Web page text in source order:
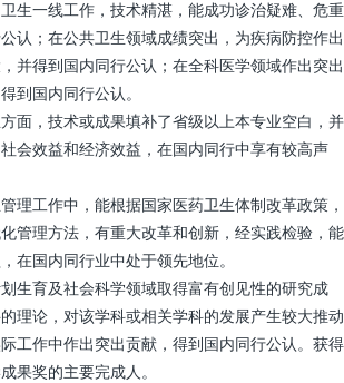
一线工作，技术精湛，能成功诊治疑难、危重
认；在公共卫生领域成绩突出，为疾病防控作出
并得到国内同行公认；在全科医学领域作出突出
到国内同行公认。
，技术或成果填补了省级以上本专业空白，并
会效益和经济效益，在国内同行中享有较高声
工作中，能根据国家医药卫生体制改革政策，
管理方法，有重大改革和创新，经实践检验，能
在国内同行业中处于领先地位。
育及社会科学领域取得富有创见性的研究成
理论，对该学科或相关学科的发展产生较大推动
工作中作出突出贡献，得到国内同行公认。获得
果奖的主要完成人。